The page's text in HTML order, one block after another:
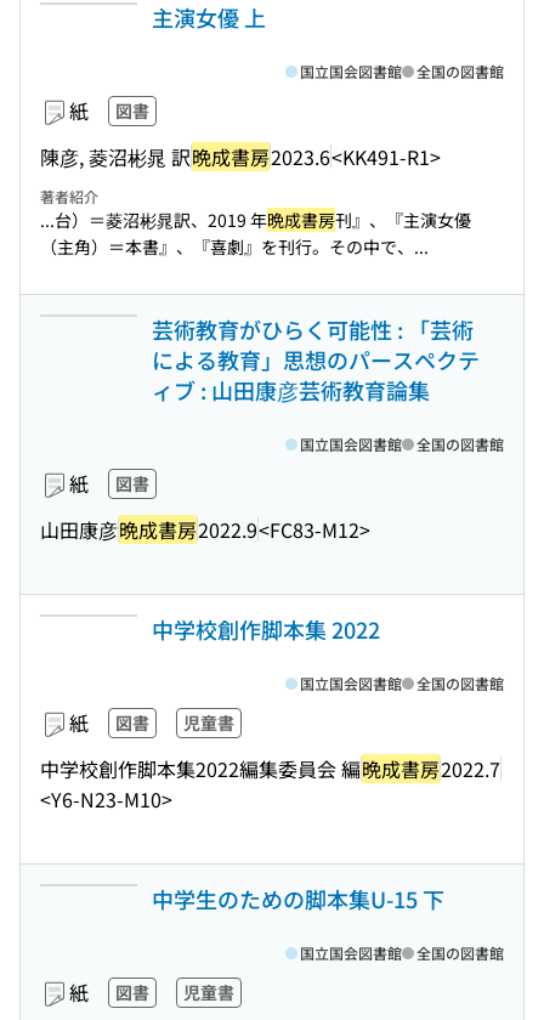
主演女優 上
紙 図書
陳彦, 菱沼彬晁 訳晩成書房2023.6<KK491-R1>
国立国会図書館 全国の図書館
著者紹介
...台）＝菱沼彬晁訳、2019 年晩成書房刊』、『主演女優
（主角）＝本書』、『喜劇』を刊行。その中で、...
芸術教育がひらく可能性 : 「芸術
による教育」思想のパースペクテ
ィブ : 山田康彦芸術教育論集
紙 図書
山田康彦晩成書房2022.9<FC83-M12>
国立国会図書館 全国の図書館
中学校創作脚本集 2022
紙 図書 児童書
中学校創作脚本集2022編集委員会 編晩成書房2022.7
<Y6-N23-M10>
国立国会図書館 全国の図書館
中学生のための脚本集U-15 下
紙 図書 児童書
国立国会図書館 全国の図書館